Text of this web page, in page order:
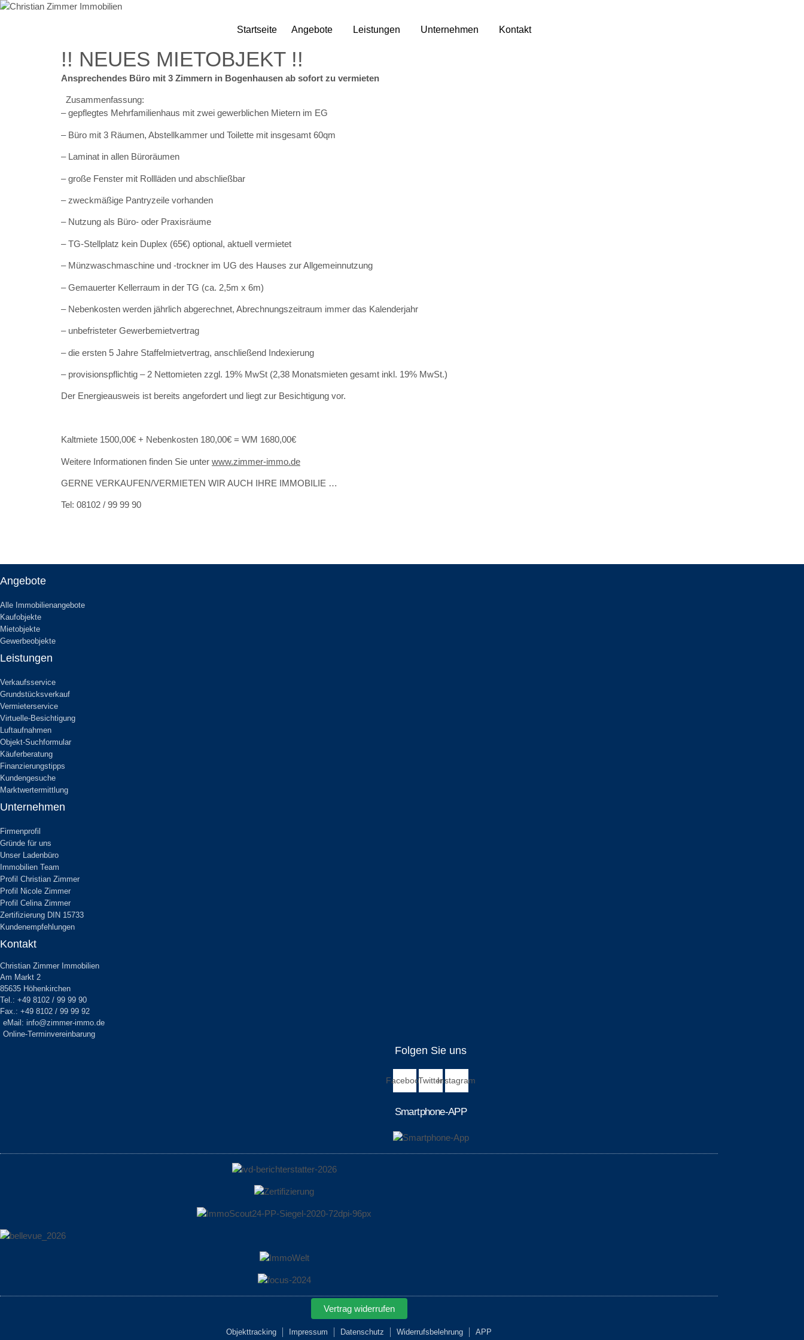
Zum
Startseite Angebote Leistungen Unternehmen Kontakt
!! NEUES MIETOBJEKT !!
Ansprechendes Büro mit 3 Zimmern in Bogenhausen ab sofort zu vermieten
Zusammenfassung:
– gepflegtes Mehrfamilienhaus mit zwei gewerblichen Mietern im EG
– Büro mit 3 Räumen, Abstellkammer und Toilette mit insgesamt 60qm
– Laminat in allen Büroräumen
– große Fenster mit Rollläden und abschließbar
– zweckmäßige Pantryzeile vorhanden
– Nutzung als Büro- oder Praxisräume
– TG-Stellplatz kein Duplex (65€) optional, aktuell vermietet
– Münzwaschmaschine und -trockner im UG des Hauses zur Allgemeinnutzung
– Gemauerter Kellerraum in der TG (ca. 2,5m x 6m)
– Nebenkosten werden jährlich abgerechnet, Abrechnungszeitraum immer das Kalenderjahr
– unbefristeter Gewerbemietvertrag
– die ersten 5 Jahre Staffelmietvertrag, anschließend Indexierung
– provisionspflichtig – 2 Nettomieten zzgl. 19% MwSt (2,38 Monatsmieten gesamt inkl. 19% MwSt.)
Der Energieausweis ist bereits angefordert und liegt zur Besichtigung vor.
Kaltmiete 1500,00€ + Nebenkosten 180,00€ = WM 1680,00€
Weitere Informationen finden Sie unter www.zimmer-immo.de
GERNE VERKAUFEN/VERMIETEN WIR AUCH IHRE IMMOBILIE …
Tel: 08102 / 99 99 90
Angebote
Alle Immobilienangebote
Kaufobjekte
Mietobjekte
Gewerbeobjekte
Leistungen
Verkaufsservice
Grundstücksverkauf
Vermieterservice
Virtuelle-Besichtigung
Luftaufnahmen
Objekt-Suchformular
Käuferberatung
Finanzierungstipps
Kundengesuche
Marktwertermittlung
Unternehmen
Firmenprofil
Gründe für uns
Unser Ladenbüro
Immobilien Team
Profil Christian Zimmer
Profil Nicole Zimmer
Profil Celina Zimmer
Zertifizierung DIN 15733
Kundenempfehlungen
Kontakt
Christian Zimmer Immobilien
Am Markt 2
85635 Höhenkirchen
Tel.: +49 8102 / 99 99 90
Fax.: +49 8102 / 99 99 92
eMail: info@zimmer-immo.de
Online-Terminvereinbarung
Folgen Sie uns
FacebookTwitterInstagram
Smartphone-APP
Vertrag widerrufen
Objekttracking Impressum Datenschutz Widerrufsbelehrung APP